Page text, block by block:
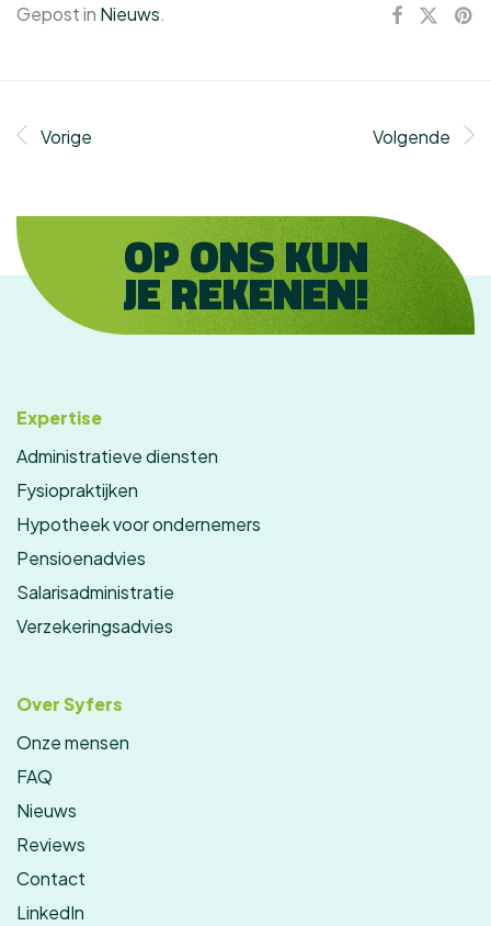
Gepost in Nieuws.
Vorige Volgende
OP ONS KUN
JE REKENEN!
Expertise
Administratieve diensten
Fysiopraktijken
Hypotheek voor ondernemers
Pensioenadvies
Salarisadministratie
Verzekeringsadvies
Over Syfers
Onze mensen
FAQ
Nieuws
Reviews
Contact
LinkedIn